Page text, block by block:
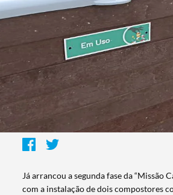
Já arrancou a segunda fase da “Missão
com a instalação de dois compostores